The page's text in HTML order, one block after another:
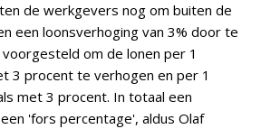
de werkgevers nog om buiten de
een loonsverhoging van 3% door te
om de lonen per 1
3 procent te verhogen en per 1
met 3 procent. In totaal een
'fors percentage', aldus Olaf